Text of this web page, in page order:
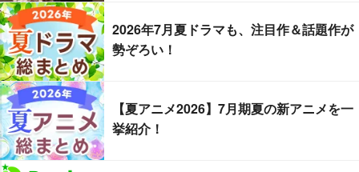
2026年7月夏ドラマも、注目作＆話題作が
勢ぞろい！
【夏アニメ2026】7月期夏の新アニメを一
挙紹介！